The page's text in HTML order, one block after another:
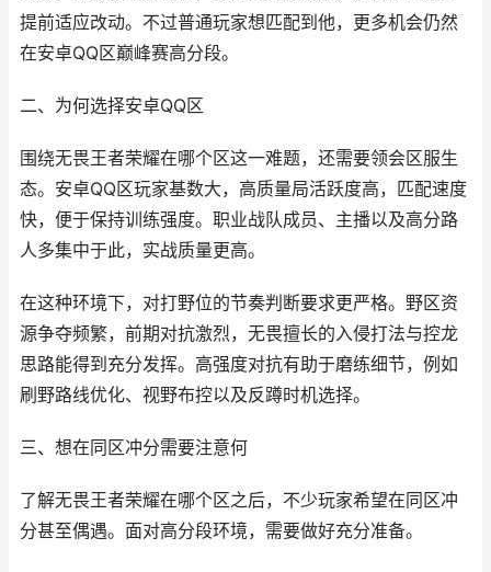
提前适应改动。不过普通玩家想匹配到他，更多机会仍然
在安卓QQ区巅峰赛高分段。
二、为何选择安卓QQ区
围绕无畏王者荣耀在哪个区这一难题，还需要领会区服生
态。安卓QQ区玩家基数大，高质量局活跃度高，匹配速度
快，便于保持训练强度。职业战队成员、主播以及高分路
人多集中于此，实战质量更高。
在这种环境下，对打野位的节奏判断要求更严格。野区资
源争夺频繁，前期对抗激烈，无畏擅长的入侵打法与控龙
思路能得到充分发挥。高强度对抗有助于磨练细节，例如
刷野路线优化、视野布控以及反蹲时机选择。
三、想在同区冲分需要注意何
了解无畏王者荣耀在哪个区之后，不少玩家希望在同区冲
分甚至偶遇。面对高分段环境，需要做好充分准备。